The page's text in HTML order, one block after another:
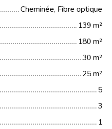
Cheminée, Fibre optique
139 m²
180 m²
30 m²
25m²
5
3
1